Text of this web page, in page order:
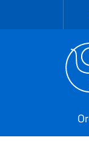
Vai al contenuto